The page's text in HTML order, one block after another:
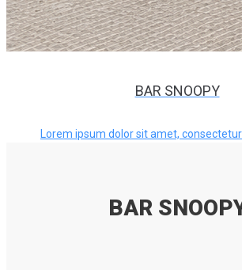
BAR SNOOPY
Lorem ipsum dolor sit amet,
BAR